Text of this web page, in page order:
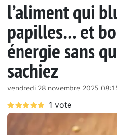
l’aliment qui
papilles… et
énergie sans
sachiez
vendredi 28 novembre 2025